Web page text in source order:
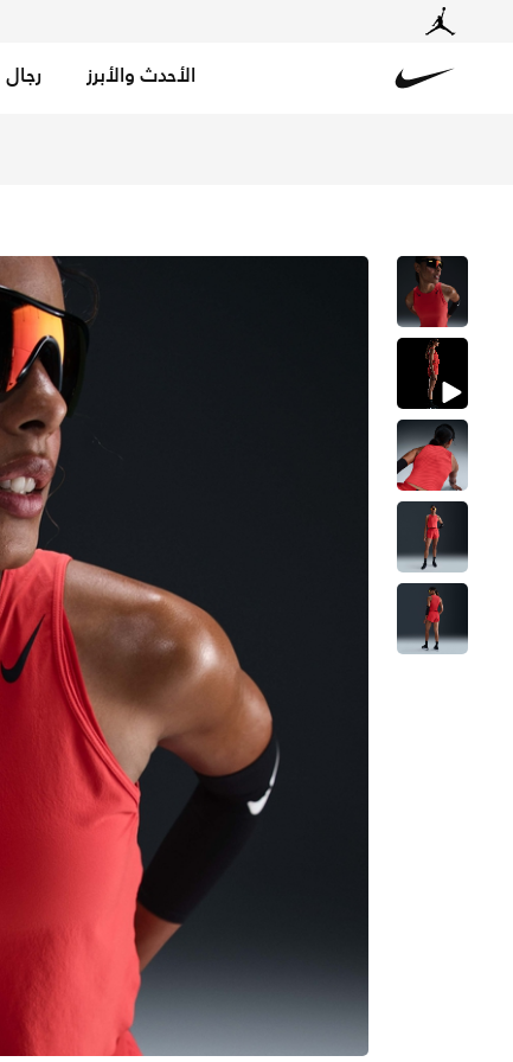
الأحدث والأبرز رجال